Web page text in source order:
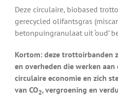
Deze circulaire, biobased
gerecycled olifantsgras
betonpuingranulaat uit ‘oud’
Kortom: deze trottoirbanden
en overheden die werken
circulaire economie en zich
van CO2, vergroening en